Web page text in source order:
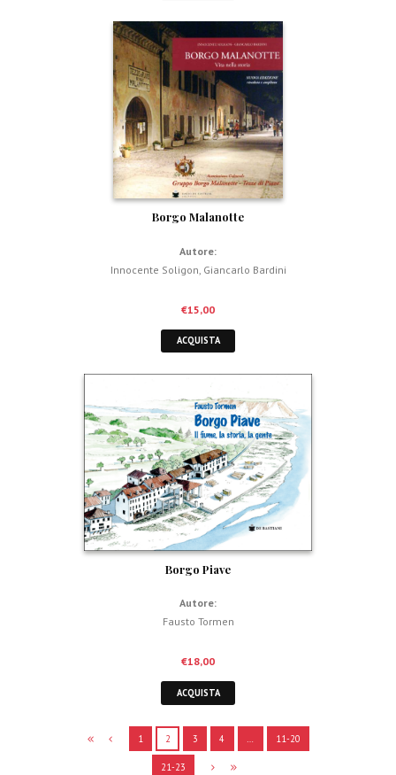
Borgo Malanotte
Autore:
Innocente Soligon Giancarlo Bardini
€15,00
ACQUISTA
Borgo Piave
Autore:
Fausto Tormen
€18,00
ACQUISTA
1 2 3 4 11-20
21-23